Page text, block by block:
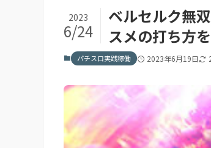
ベルセルク無
スメの打ち方
2023
6/24
パチスロ実践稼働 2023年6月19日